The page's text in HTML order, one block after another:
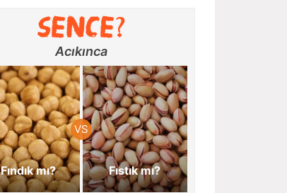
Acıkınca
Fındık mı? Fıstık mı?